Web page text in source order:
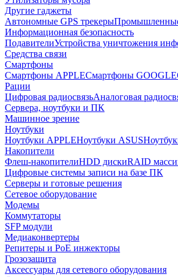
Другие гаджеты
Автономные GPS трекеры
Информационная безопасность
ПодавителиУстройства уничтожения
Средства связи
Смартфоны
Смартфоны APPLEСмартфоны GOOGLE
Рации
Цифровая радиосвязьАналоговая
Сервера, ноутбуки и ПК
Машинное зрение
Ноутбуки
Ноутбуки APPLEНоутбуки ASUS
Накопители
Флеш-накопителиHDD дискиRAID
Цифровые системы записи на базе ПК
Серверы и готовые решения
Сетевое оборудование
Модемы
Коммутаторы
SFP модули
Медиаконвертеры
Репитеры и PoE инжекторы
Грозозащита
Аксессуары для сетевого оборудования